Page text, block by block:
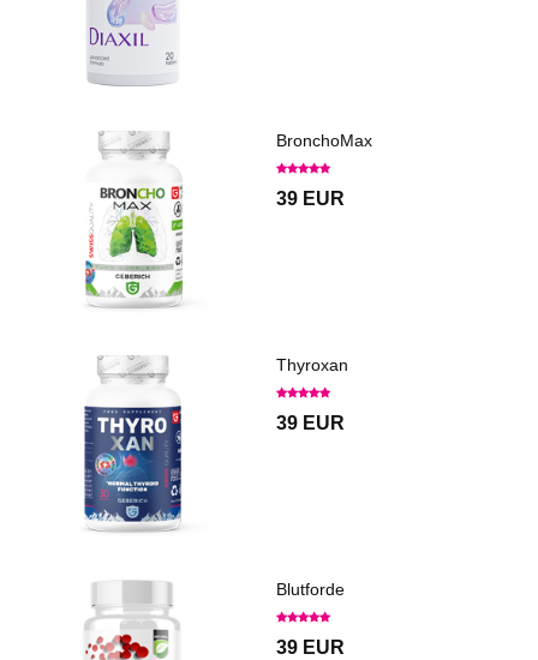
BronchoMax
39 EUR
Thyroxan
39 EUR
Blutforde
39 EUR